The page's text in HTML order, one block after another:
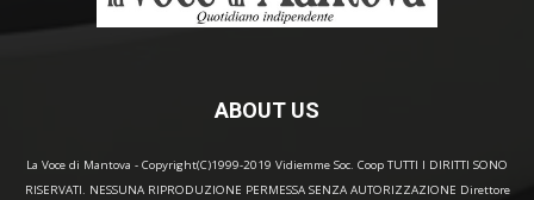
ABOUT US
La Voce di Mantova - Copyright(C)1999-2019 Vidiemme Soc. Coop TUTTI I DIRITTI SONO
RISERVATI. NESSUNA RIPRODUZIONE PERMESSA SENZA AUTORIZZAZIONE Direttore